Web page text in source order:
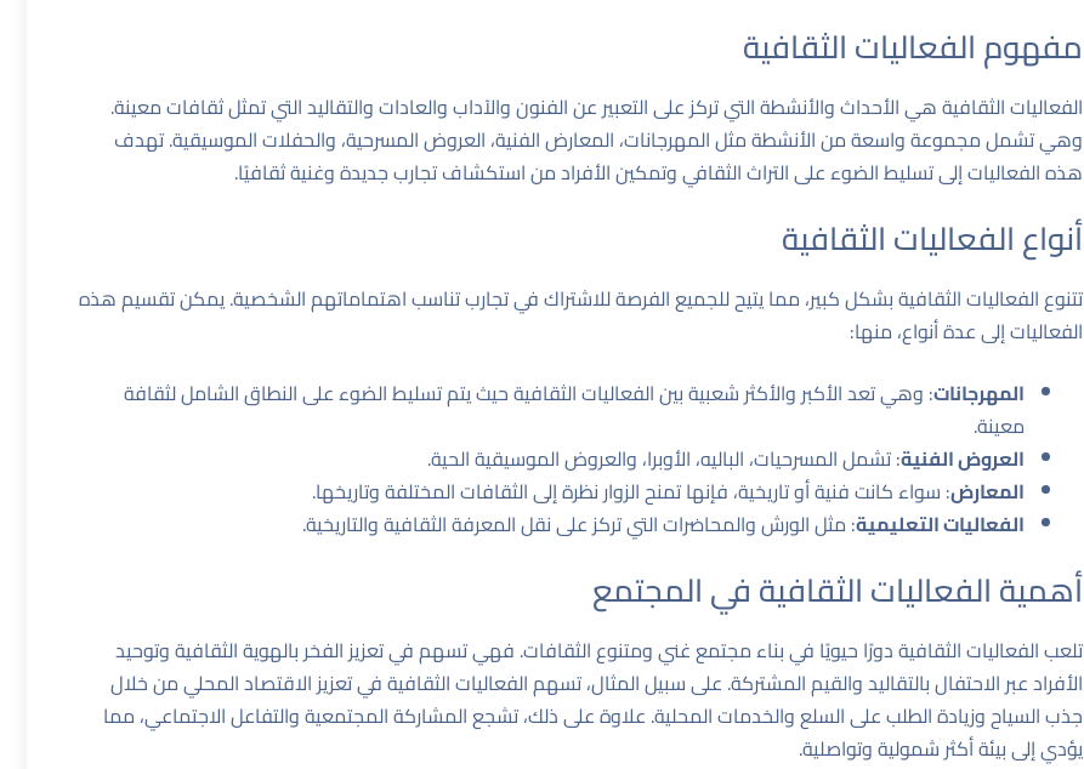
مفهوم الفعاليات الثقافية
الفعاليات الثقافية هي الأحداث والأنشطة التي تركز على التعبير عن الفنون والآداب والعادات والتقاليد التي تمثل ثقافات معينة.
وهي تشمل مجموعة واسعة من الأنشطة مثل المهرجانات، المعارض الفنية، العروض المسرحية، والحفلات الموسيقية. تهدف
هذه الفعاليات إلى تسليط الضوء على التراث الثقافي وتمكين الأفراد من استكشاف تجارب جديدة وغنية ثقافيًا.
أنواع الفعاليات الثقافية
تتنوع الفعاليات الثقافية بشكل كبير، مما يتيح للجميع الفرصة للاشتراك في تجارب تناسب اهتماماتهم الشخصية. يمكن تقسيم هذه
الفعاليات إلى عدة أنواع، منها:
المهرجانات: وهي تعد الأكبر والأكثر شعبية بين الفعاليات الثقافية حيث يتم تسليط الضوء على النطاق الشامل لثقافة
معينة.
العروض الفنية: تشمل المسرحيات، الباليه، الأوبرا، والعروض الموسيقية الحية.
المعارض: سواء كانت فنية أو تاريخية، فإنها تمنح الزوار نظرة إلى الثقافات المختلفة وتاريخها.
الفعاليات التعليمية: مثل الورش والمحاضرات التي تركز على نقل المعرفة الثقافية والتاريخية.
أهمية الفعاليات الثقافية في المجتمع
تلعب الفعاليات الثقافية دورًا حيويًا في بناء مجتمع غني ومتنوع الثقافات. فهي تسهم في تعزيز الفخر بالهوية الثقافية وتوحيد
الأفراد عبر الاحتفال بالتقاليد والقيم المشتركة. على سبيل المثال، تسهم الفعاليات الثقافية في تعزيز الاقتصاد المحلي من خلال
جذب السياح وزيادة الطلب على السلع والخدمات المحلية. علاوة على ذلك، تشجع المشاركة المجتمعية والتفاعل الاجتماعي، مما
يؤدي إلى بيئة أكثر شمولية وتواصلية.